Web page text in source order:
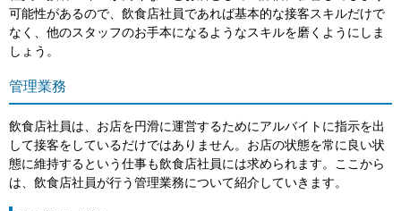
可能性があるので、飲食店社員であれば基本的な接客スキルだけで
なく、他のスタッフのお手本になるようなスキルを磨くようにしま
しょう。
管理業務
飲食店社員は、お店を円滑に運営するためにアルバイトに指示を出
して接客をしているだけではありません。お店の状態を常に良い状
態に維持するという仕事も飲食店社員には求められます。ここから
は、飲食店社員が行う管理業務について紹介していきます。